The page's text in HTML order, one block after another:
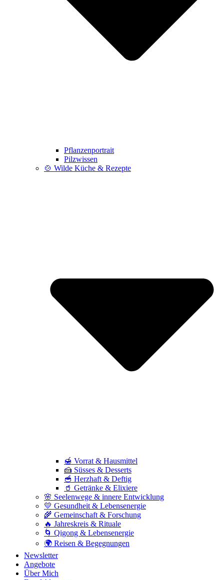
Pflanzenportrait
Pilzwissen
🍲 Wilde Küche & Rezepte
🍯 Vorrat & Hausmittel
🍰 Süsses & Desserts
🥣 Herzhaft & Deftig
🥤 Getränke & Elixiere
🌸 Seelenwege & innere Entwicklung
💛 Gesundheit & Lebensenergie
🌾 Gemeinschaft & Forschung
🔥 Jahreskreis & Rituale
🌀 Qigong & Lebensenergie
🌍 Reisen & Begegnungen
Newsletter
Angebote
Über Mich